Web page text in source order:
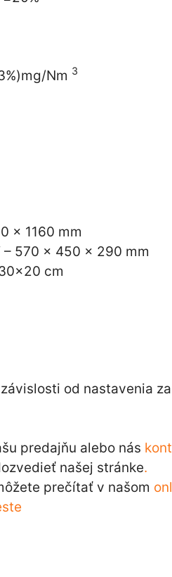
Nm 3
x 1160 mm
– 570 x 450 x 290 mm
cm
od nastavenia
predajňu alebo nás
našej stránke.
prečítať v našom